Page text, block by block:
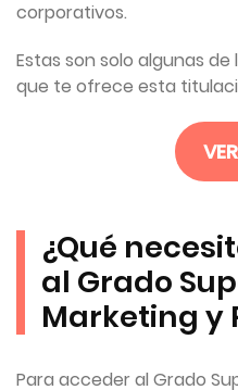
corporativos.
Estas son solo algunas
que te ofrece esta
¿Qué
al Grado
Marketing y
Para acceder al Grado